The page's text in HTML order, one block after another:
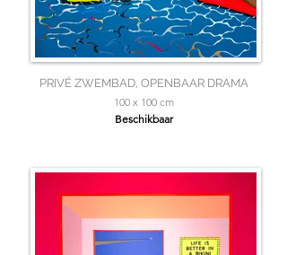
PRIVÉ ZWEMBAD, OPENBAAR DRAMA
100 x 100 cm
Beschikbaar